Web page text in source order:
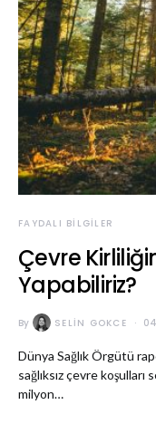
FAYDALI BILGILER
Çevre
Yapabiliriz?
By SELIN GOKCE
Dünya Sağlık Örgütü
sağlıksız çevre
milyon…